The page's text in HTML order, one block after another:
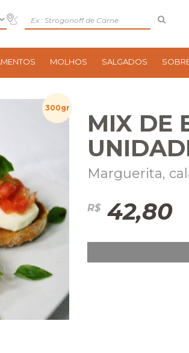
MOLHOS SALGADOS
300gr
MIX DE
Marguerita,
R$ 42,80